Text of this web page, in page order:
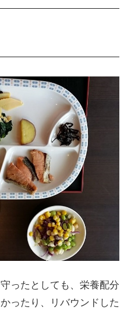
ったとしても、栄養配分
ったり、リバウンドした